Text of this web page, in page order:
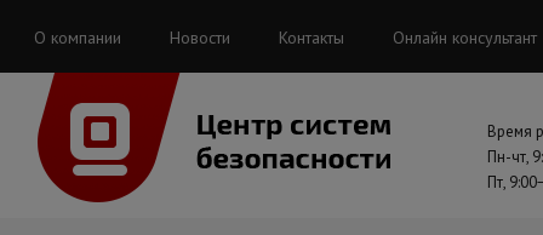
О компании Новости Контакты Онлайн консультант
Время
Пн-чт,
Пт,